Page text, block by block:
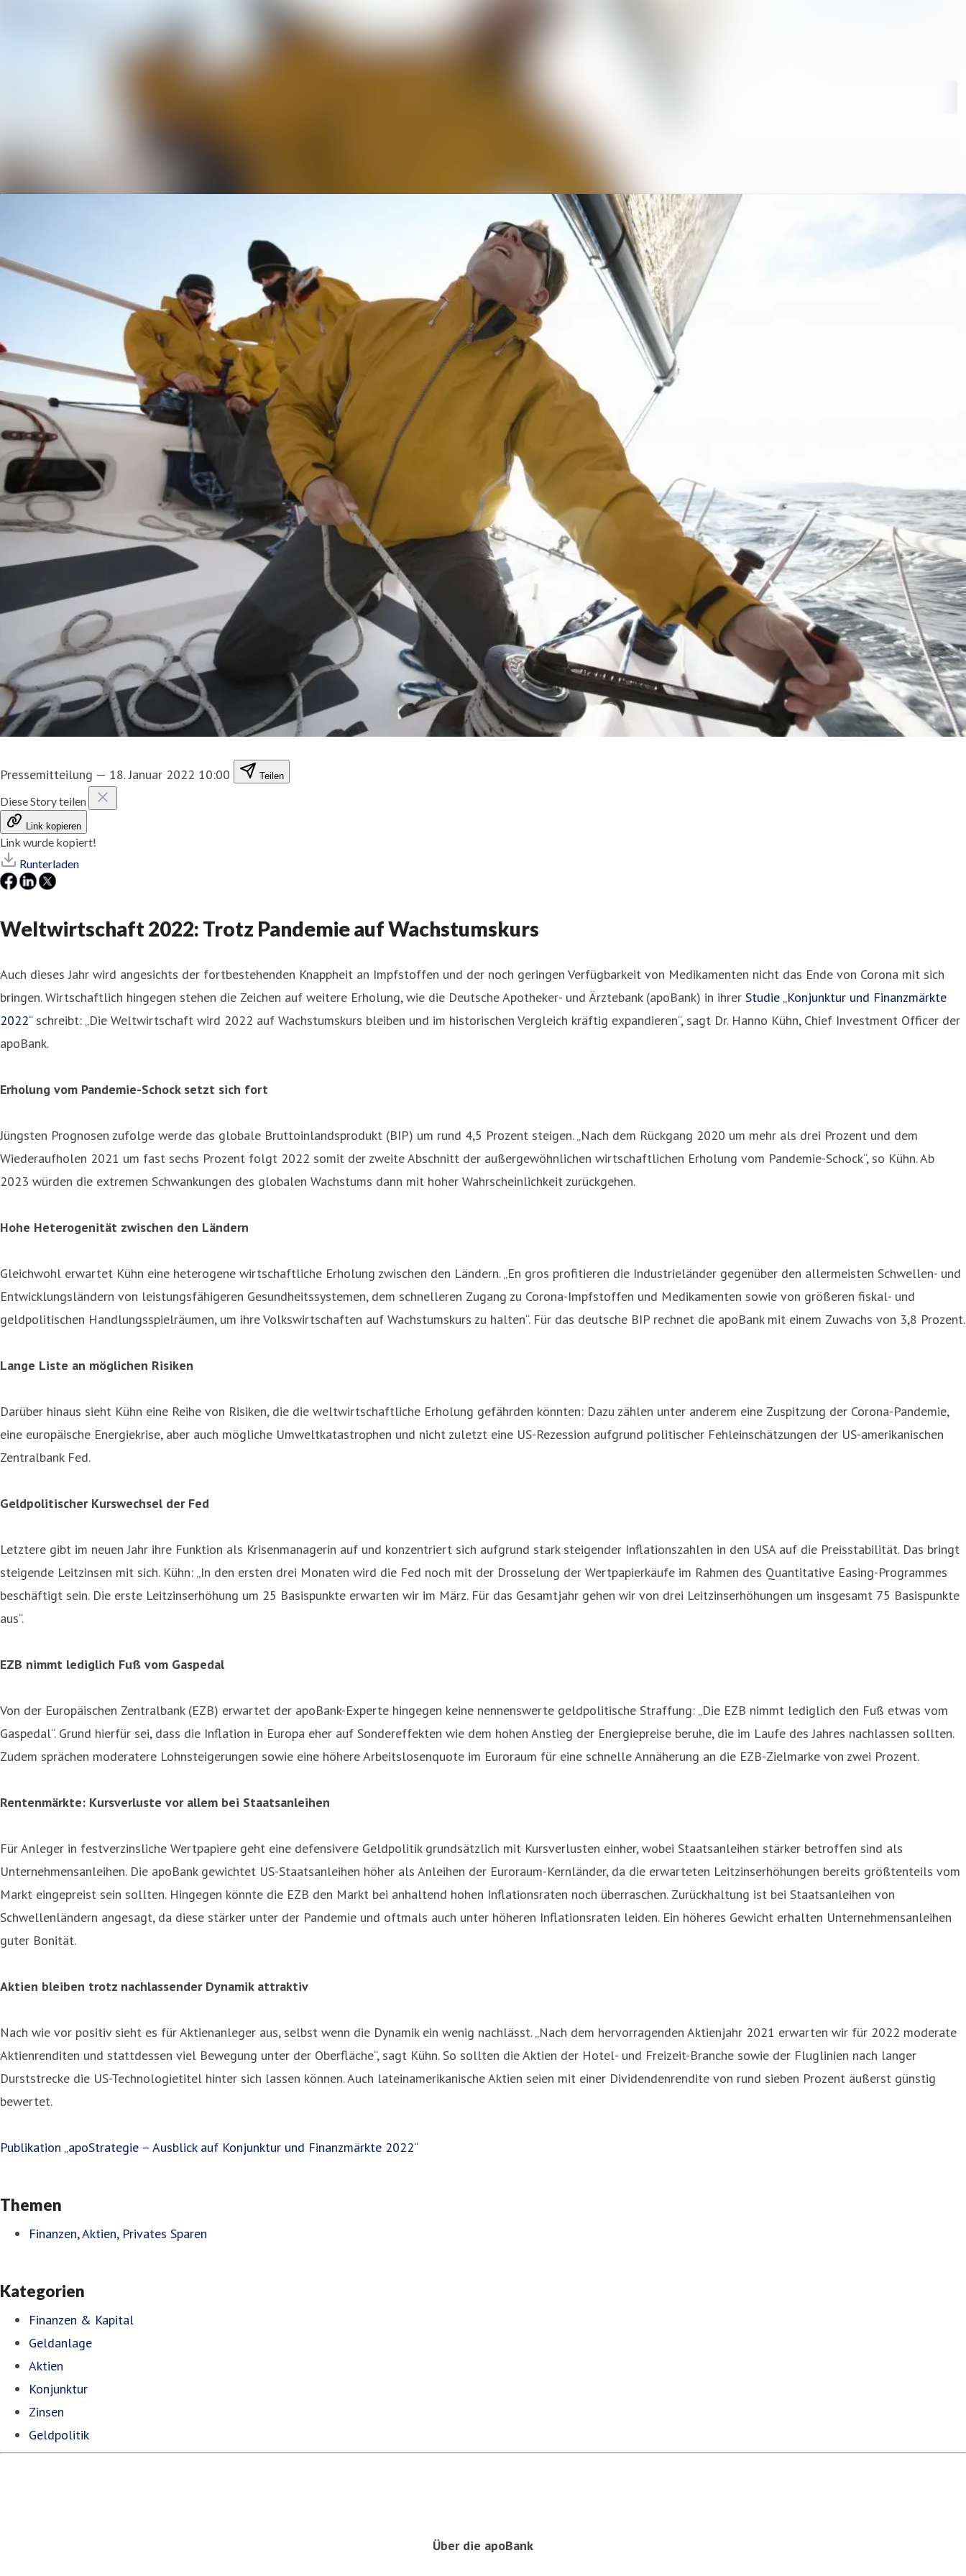
Kontakt
Pressemitteilung — 18. Januar 2022 10:00 Teilen
Diese Story teilen
Link kopieren
Link wurde kopiert!
Runterladen
Weltwirtschaft 2022: Trotz Pandemie auf Wachstumskurs
Auch dieses Jahr wird angesichts der fortbestehenden Knappheit an Impfstoffen und der noch geringen Verfügbarkeit von Medikamenten nicht das Ende von Corona mit sich
bringen. Wirtschaftlich hingegen stehen die Zeichen auf weitere Erholung, wie die Deutsche Apotheker- und Ärztebank (apoBank) in ihrer Studie „Konjunktur und Finanzmärkte
2022“schreibt: „Die Weltwirtschaft wird 2022 auf Wachstumskurs bleiben und im historischen Vergleich kräftig expandieren“, sagt Dr. Hanno Kühn, Chief Investment Officer der
apoBank.
Erholung vom Pandemie-Schock setzt sich fort
Jüngsten Prognosen zufolge werde das globale Bruttoinlandsprodukt (BIP) um rund 4,5 Prozent steigen. „Nach dem Rückgang 2020 um mehr als drei Prozent und dem
Wiederaufholen 2021 um fast sechs Prozent folgt 2022 somit der zweite Abschnitt der außergewöhnlichen wirtschaftlichen Erholung vom Pandemie-Schock“, so Kühn. Ab
2023 würden die extremen Schwankungen des globalen Wachstums dann mit hoher Wahrscheinlichkeit zurückgehen.
Hohe Heterogenität zwischen den Ländern
Gleichwohl erwartet Kühn eine heterogene wirtschaftliche Erholung zwischen den Ländern. „En gros profitieren die Industrieländer gegenüber den allermeisten Schwellen- und
Entwicklungsländern von leistungsfähigeren Gesundheitssystemen, dem schnelleren Zugang zu Corona-Impfstoffen und Medikamenten sowie von größeren fiskal- und
geldpolitischen Handlungsspielräumen, um ihre Volkswirtschaften auf Wachstumskurs zu halten“. Für das deutsche BIP rechnet die apoBank mit einem Zuwachs von 3,8 Prozent.
Lange Liste an möglichen Risiken
Darüber hinaus sieht Kühn eine Reihe von Risiken, die die weltwirtschaftliche Erholung gefährden könnten: Dazu zählen unter anderem eine Zuspitzung der Corona-Pandemie,
eine europäische Energiekrise, aber auch mögliche Umweltkatastrophen und nicht zuletzt eine US-Rezession aufgrund politischer Fehleinschätzungen der US-amerikanischen
Zentralbank Fed.
Geldpolitischer Kurswechsel der Fed
Letztere gibt im neuen Jahr ihre Funktion als Krisenmanagerin auf und konzentriert sich aufgrund stark steigender Inflationszahlen in den USA auf die Preisstabilität. Das bringt
steigende Leitzinsen mit sich. Kühn: „In den ersten drei Monaten wird die Fed noch mit der Drosselung der Wertpapierkäufe im Rahmen des Quantitative Easing-Programmes
beschäftigt sein. Die erste Leitzinserhöhung um 25 Basispunkte erwarten wir im März. Für das Gesamtjahr gehen wir von drei Leitzinserhöhungen um insgesamt 75 Basispunkte
aus“.
EZB nimmt lediglich Fuß vom Gaspedal
Von der Europäischen Zentralbank (EZB) erwartet der apoBank-Experte hingegen keine nennenswerte geldpolitische Straffung: „Die EZB nimmt lediglich den Fuß etwas vom
Gaspedal“. Grund hierfür sei, dass die Inflation in Europa eher auf Sondereffekten wie dem hohen Anstieg der Energiepreise beruhe, die im Laufe des Jahres nachlassen sollten.
Zudem sprächen moderatere Lohnsteigerungen sowie eine höhere Arbeitslosenquote im Euroraum für eine schnelle Annäherung an die EZB-Zielmarke von zwei Prozent.
Rentenmärkte: Kursverluste vor allem bei Staatsanleihen
Für Anleger in festverzinsliche Wertpapiere geht eine defensivere Geldpolitik grundsätzlich mit Kursverlusten einher, wobei Staatsanleihen stärker betroffen sind als
Unternehmensanleihen. Die apoBank gewichtet US-Staatsanleihen höher als Anleihen der Euroraum-Kernländer, da die erwarteten Leitzinserhöhungen bereits größtenteils vom
Markt eingepreist sein sollten. Hingegen könnte die EZB den Markt bei anhaltend hohen Inflationsraten noch überraschen. Zurückhaltung ist bei Staatsanleihen von
Schwellenländern angesagt, da diese stärker unter der Pandemie und oftmals auch unter höheren Inflationsraten leiden. Ein höheres Gewicht erhalten Unternehmensanleihen
guter Bonität.
Aktien bleiben trotz nachlassender Dynamik attraktiv
Nach wie vor positiv sieht es für Aktienanleger aus, selbst wenn die Dynamik ein wenig nachlässt. „Nach dem hervorragenden Aktienjahr 2021 erwarten wir für 2022 moderate
Aktienrenditen und stattdessen viel Bewegung unter der Oberfläche“, sagt Kühn. So sollten die Aktien der Hotel- und Freizeit-Branche sowie der Fluglinien nach langer
Durststrecke die US-Technologietitel hinter sich lassen können. Auch lateinamerikanische Aktien seien mit einer Dividendenrendite von rund sieben Prozent äußerst günstig
bewertet.
Publikation „apoStrategie – Ausblick auf Konjunktur und Finanzmärkte 2022“
Themen
Finanzen, Aktien, Privates Sparen
Kategorien
Finanzen & Kapital
Geldanlage
Aktien
Konjunktur
Zinsen
Geldpolitik
Über die apoBank